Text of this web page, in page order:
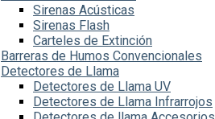
Sirenas Acústicas
Sirenas Flash
Carteles de Extinción
Barreras de Humos Convencionales
Detectores de Llama
Detectores de Llama UV
Detectores de Llama Infrarrojos